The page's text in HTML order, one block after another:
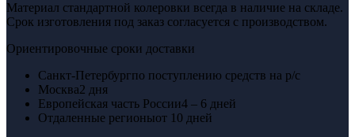
Материал стандартной колеровки всегда в наличие на складе.
Срок изготовления под заказ согласуется с производством.
Ориентировочные сроки доставки
Санкт-Петербургпо поступлению средств на р/с
Москва2 дня
Европейская часть России4 – 6 дней
Отдаленные регионыот 10 дней